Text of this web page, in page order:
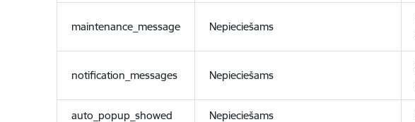
maintenance_message Nepieciešams
notification_messages Nepieciešams
auto_popup_showed Nepieciešams